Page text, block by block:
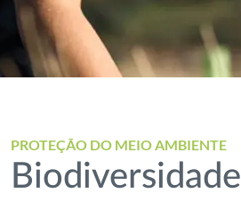
PROTEÇÃO DO MEIO AMBIENTE
Biodiversidade